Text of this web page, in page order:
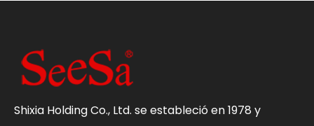
Shixia Holding Co., Ltd. se estableció en 1978 y